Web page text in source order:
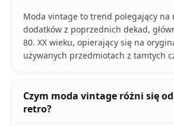
Moda vintage to trend polegający na
dodatków z poprzednich dekad,
80. XX wieku, opierający się na
używanych przedmiotach z tamtych
Czym moda vintage różni się
retro?